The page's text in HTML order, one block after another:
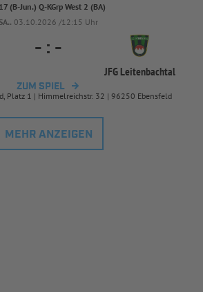
(B-Jun.) Q-KGrp West 2 (BA)
SA.. 03.10.2026 /12:15 Uhr
- : -
JFG Leitenbachtal
ZUM SPIEL
Platz 1 | Himmelreichstr. 32 | 96250 Ebensfeld
MEHR ANZEIGEN